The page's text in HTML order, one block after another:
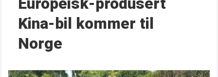
Kina-bil kommer til
Norge